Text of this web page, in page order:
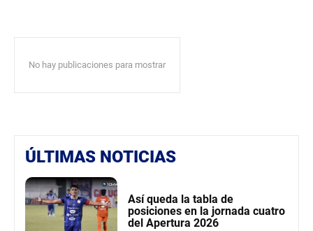
No hay publicaciones para mostrar
ÚLTIMAS NOTICIAS
Así queda la tabla de
posiciones en la jornada cuatro
del Apertura 2026